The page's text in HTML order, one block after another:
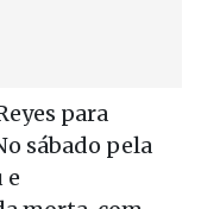
para
sábado pela
e